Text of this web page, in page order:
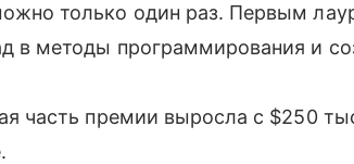
только один раз. Первым
в методы программирования и
часть премии выросла с $250